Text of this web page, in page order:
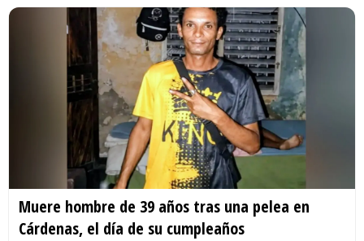
Muere hombre de 39 años tras una pelea en
Cárdenas, el día de su cumpleaños